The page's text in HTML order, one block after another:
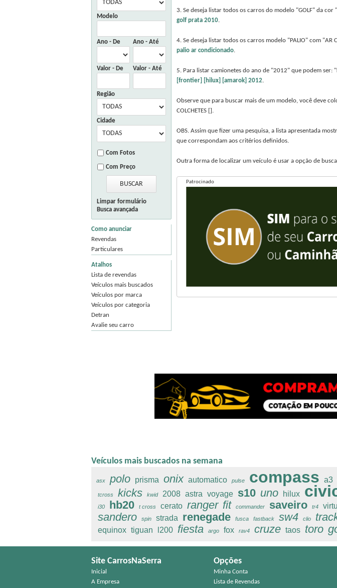
Modelo
Ano - De Ano - Até
Valor - De Valor - Até
Região
Cidade
Com Fotos
Com Preço
Limpar formulário
Busca avançada
Como anunciar
Revendas
Particulares
Atalhos
Lista de revendas
Veículos mais buscados
Veículos por marca
Veículos por categoria
Detran
Avalie seu carro
3. Se deseja listar todos os carros do modelo "GOLF" da cor
golf prata 2010.
4. Se deseja listar todos os carros modelo "PALIO" com "AR
palio ar condicionado.
5. Para listar camionetes do ano de "2012" que podem ser:
[frontier] [hilux] [amarok] 2012.
Observe que para buscar mais de um modelo, você deve
COLCHETES [].
OBS. Assim que fizer uma pesquisa, a lista apresentada
que correspondam aos critérios definidos.
Outra forma de localizar um veículo é usar a opção de
Patrocinado
Veículos mais buscados na semana
asx polo prisma onix automatico pulse compass a3
tcross kicks kwid 2008 astra voyage s10 uno hilux
i30 hb20 t cross cerato ranger fit commander saveiro tr4
sandero
spin strada renegade fusca fastback sw4 clio
equinox tiguan l200 fiesta argo fox rav4 cruze taos toro
Site CarrosNaSerra
Inicial
A Empresa
Opções
Minha Conta
Lista de Revendas